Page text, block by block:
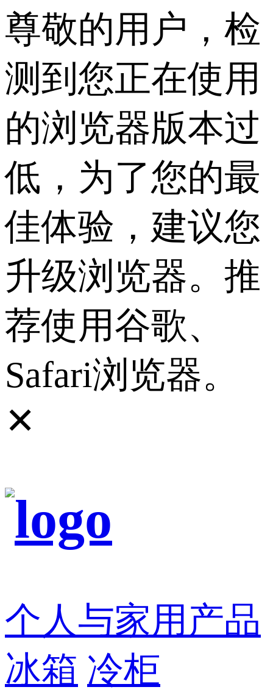
尊敬的用户，检
测到您正在使用
的浏览器版本过
低，为了您的最
佳体验，建议您
升级浏览器。推
荐使用谷歌、
Safari浏览器。
✕
个人与家用产品
冰箱 冷柜